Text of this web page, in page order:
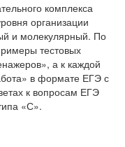
комплекса
организации
и молекулярный. По
тестовых
а к каждой
в формате ЕГЭ с
к вопросам ЕГЭ
«С».